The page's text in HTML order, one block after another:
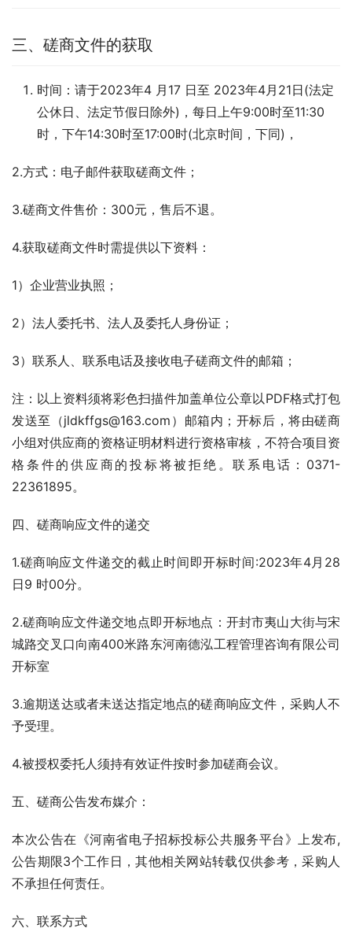
三、磋商文件的获取
时间：请于2023年4 月17 日至 2023年4月21日(法定
公休日、法定节假日除外)，每日上午9:00时至11:30
时，下午14:30时至17:00时(北京时间，下同)，
2.方式：电子邮件获取磋商文件；
3.磋商文件售价：300元，售后不退。
4.获取磋商文件时需提供以下资料：
1）企业营业执照；
2）法人委托书、法人及委托人身份证；
3）联系人、联系电话及接收电子磋商文件的邮箱；
注：以上资料须将彩色扫描件加盖单位公章以PDF格式打包
发送至（jldkffgs@163.com）邮箱内；开标后，将由磋商
小组对供应商的资格证明材料进行资格审核，不符合项目资
格条件的供应商的投标将被拒绝。联系电话：0371-
22361895。
四、磋商响应文件的递交
1.磋商响应文件递交的截止时间即开标时间:2023年4月28
日9 时00分。
2.磋商响应文件递交地点即开标地点：开封市夷山大街与宋
城路交叉口向南400米路东河南德泓工程管理咨询有限公司
开标室
3.逾期送达或者未送达指定地点的磋商响应文件，采购人不
予受理。
4.被授权委托人须持有效证件按时参加磋商会议。
五、磋商公告发布媒介：
本次公告在《河南省电子招标投标公共服务平台》上发布,
公告期限3个工作日，其他相关网站转载仅供参考，采购人
不承担任何责任。
六、联系方式